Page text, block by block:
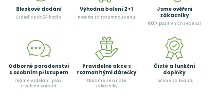
Bleskové dodání
Expedice do 24 hodin
Výhodná balení 2+1
Kvalita za rozumnou cenu
Jsme ověřeni
zákazníky
1000+ pozitivních recenzí
Odborné poradenství
s osobním přístupem
máme vzdělání, praxi
a ochotu poradit
Pravidelné akce s
rozmanitými dárečky
Staráme se o naše
zákazníky
Čisté a funkční
doplňky
ručíme za kvalitu